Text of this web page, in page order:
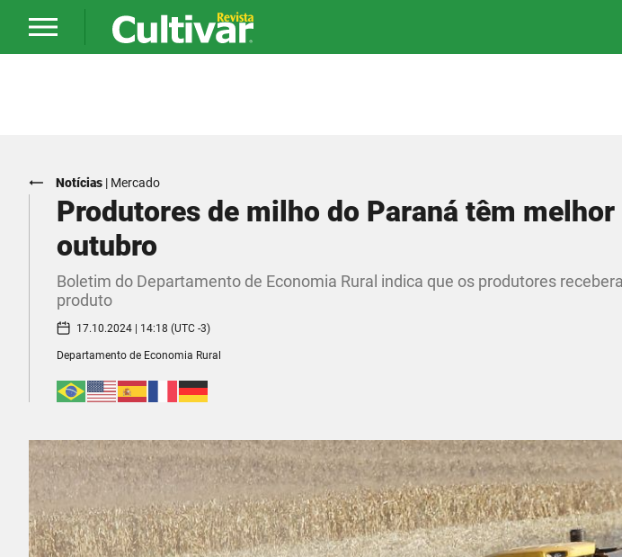
Notícias | Mercado
Produtores de milho do Paraná têm
outubro
Boletim do Departamento de Economia Rural indica que os produtores
produto
17.10.2024 | 14:18 (UTC -3)
Departamento de Economia Rural